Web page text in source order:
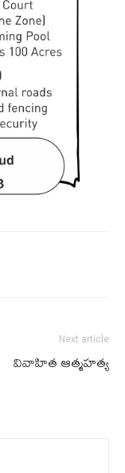
Next article
వివాహిత ఆత్మహత్య